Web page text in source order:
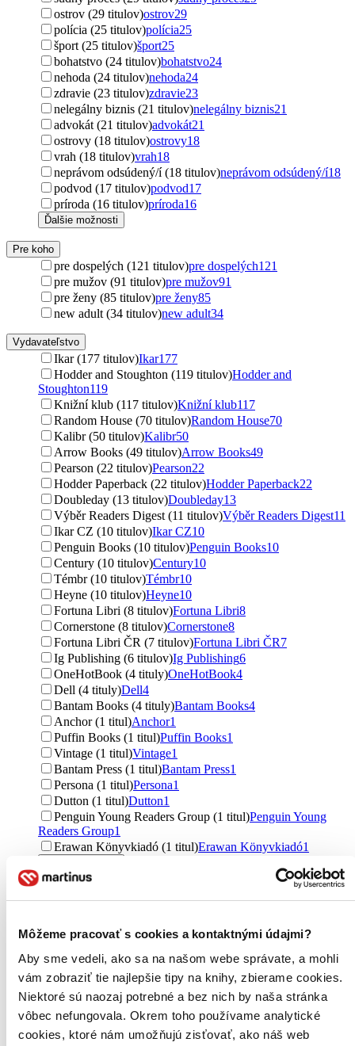
Môžeme pracovať s cookies a kontaktnými údajmi?
Aby sme vedeli, ako sa na našom webe správate, a mohli
vám zobraziť tie najlepšie tipy na knihy, zbierame cookies.
Niektoré sú naozaj potrebné a bez nich by naša stránka
vôbec nefungovala. Okrem toho používame analytické
cookies, ktoré nám umožňujú zisťovať, ako náš web
ostrov (29 titulov)ostrov29
polícia (25 titulov)polícia25
šport (25 titulov)šport25
bohatstvo (24 titulov)bohatstvo24
nehoda (24 titulov)nehoda24
zdravie (23 titulov)zdravie23
nelegálny biznis (21 titulov)nelegálny biznis21
advokát (21 titulov)advokát21
ostrovy (18 titulov)ostrovy18
vrah (18 titulov)vrah18
neprávom odsúdený/í (18 titulov)neprávom odsúdený/í18
podvod (17 titulov)podvod17
príroda (16 titulov)príroda16
Ďalšie možnosti
Pre koho
pre dospelých (121 titulov)pre dospelých121
pre mužov (91 titulov)pre mužov91
pre ženy (85 titulov)pre ženy85
new adult (34 titulov)new adult34
Vydavateľstvo
Ikar (177 titulov)Ikar177
Hodder and Stoughton (119 titulov)Hodder and
Stoughton119
Knižní klub (117 titulov)Knižní klub117
Random House (70 titulov)Random House70
Kalibr (50 titulov)Kalibr50
Arrow Books (49 titulov)Arrow Books49
Pearson (22 titulov)Pearson22
Hodder Paperback (22 titulov)Hodder Paperback22
Doubleday (13 titulov)Doubleday13
Výběr Readers Digest (11 titulov)Výběr Readers Digest11
Ikar CZ (10 titulov)Ikar CZ10
Penguin Books (10 titulov)Penguin Books10
Century (10 titulov)Century10
Témbr (10 titulov)Témbr10
Heyne (10 titulov)Heyne10
Fortuna Libri (8 titulov)Fortuna Libri8
Cornerstone (8 titulov)Cornerstone8
Fortuna Libri ČR (7 titulov)Fortuna Libri ČR7
Ig Publishing (6 titulov)Ig Publishing6
OneHotBook (4 tituly)OneHotBook4
Dell (4 tituly)Dell4
Bantam Books (4 tituly)Bantam Books4
Anchor (1 titul)Anchor1
Puffin Books (1 titul)Puffin Books1
Vintage (1 titul)Vintage1
Bantam Press (1 titul)Bantam Press1
Persona (1 titul)Persona1
Dutton (1 titul)Dutton1
Penguin Young Readers Group (1 titul)Penguin Young
Readers Group1
Erawan Könyvkiadó (1 titul)Erawan Könyvkiadó1
pevná väzba s prebalom (46 titulov)pevná väzba s
prebalom46
Formát
E-kniha: EPUB (92 titulov)E-kniha: EPUB92
E-kniha: EPUB (Adobe DRM) (48 titulov)E-kniha: EPUB
(Adobe DRM)48